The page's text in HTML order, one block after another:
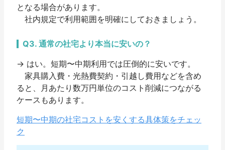
となる場合があります。
社内規定で利用範囲を明確にしておきましょう。
Q3. 通常の社宅より本当に安いの？
→ はい。 短期〜中期利用では圧倒的に安いです。
家具購入費・光熱費契約・引越し費用などを含め
ると、月あたり数万円単位のコスト削減につながる
ケースもあります。
短期〜中期の社宅コストを安くする具体策をチェッ
ク